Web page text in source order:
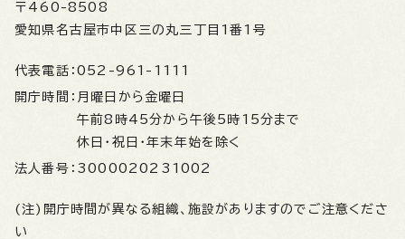
〒460-8508
愛知県名古屋市中区三の丸三丁目1番1号
代表電話： 052-961-1111
開庁時間： 月曜日から金曜日
午前8時45分から午後5時15分まで
休日・祝日・年末年始を除く
法人番号： 3000020231002
(注)開庁時間が異なる組織、施設がありますのでご注意くださ
い